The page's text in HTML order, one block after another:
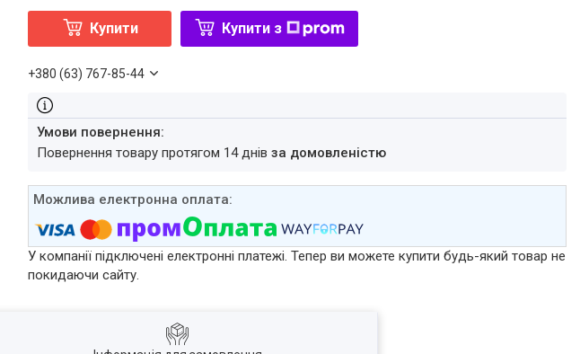
Купити Купити з
+380 (63) 767-85-44
повернення товару протягом 14 днівза домовленістю
У компанії підключені електронні платежі. Тепер ви можете купити будь-який товар не
покидаючи сайту.